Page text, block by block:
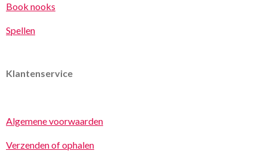
Book nooks
Spellen
Klantenservice
Algemene voorwaarden
Verzenden of ophalen